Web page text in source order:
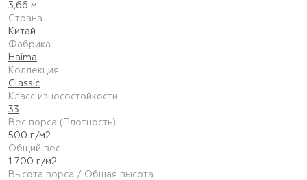
3,66 м
Страна
Китай
Фабрика
Haima
Коллекция
Classic
Класс износостойкости
33
Вес ворса (Плотность)
500 г/м2
Общий вес
1 700 г/м2
Высота ворса / Общая высота